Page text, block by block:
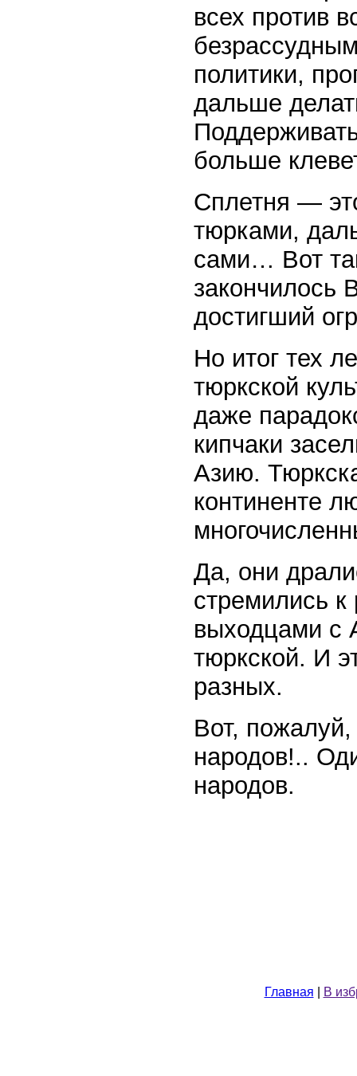
всех против
политики,
дальше
больше
Сплетня —
тюрками,
сами… Вот
закончилось
достигший
Но итог тех
тюркской
даже
кипчаки
Азию.
континенте
Да, они
стремились к
выходцами с
тюркской. И
разных.
Вот, пожалуй,
народов!..
народов.
Главная В